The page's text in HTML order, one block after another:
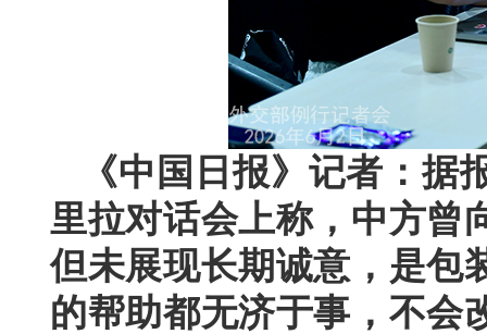
《中国日报》记者：
里拉对话会上称，中方曾
但未展现长期诚意，是包
的帮助都无济于事，不会